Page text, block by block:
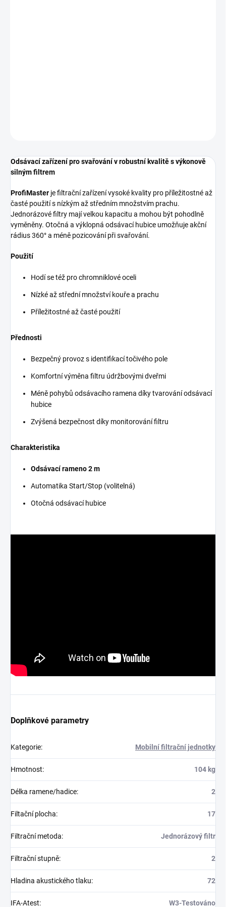
Odsávací zařízení pro svařování v robustní kvalitě s výkonově
silným filtrem
ProfiMaster je filtrační zařízení vysoké kvality pro příležitostné až
časté použití s nízkým až středním množstvím prachu.
Jednorázové filtry mají velkou kapacitu a mohou být pohodlně
vyměněny. Otočná a výklopná odsávací hubice umožňuje akční
rádius 360° a méně pozicování při svařování.
Použití
Hodí se též pro chromniklové oceli
Nízké až střední množství kouře a prachu
Příležitostné až časté použití
Přednosti
Bezpečný provoz s identifikací točivého pole
Komfortní výměna filtru údržbovými dveřmi
Méně pohybů odsávacího ramena díky tvarování odsávací
hubice
Zvýšená bezpečnost díky monitorování filtru
Charakteristika
Odsávací rameno 2 m
Automatika Start/Stop (volitelná)
Otočná odsávací hubice
Doplňkové parametry
Kategorie: Mobilní filtrační jednotky
Hmotnost: 104 kg
Délka ramene/hadice: 2
Filtační plocha: 17
Filtrační metoda: Jednorázový filtr
Filtrační stupně: 2
Hladina akustického tlaku: 72
IFA-Atest: W3-Testováno